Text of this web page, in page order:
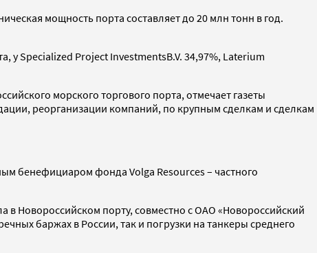
мощность порта составляет до 20 млн тонн в год.
у Specialized Project InvestmentsB.V. 34,97%, Laterium
морского торгового порта, отмечает газеты
реорганизации компаний, по крупным сделкам и сделкам
бенефициаром фонда Volga Resources – частного
в Новороссийском порту, совместно с ОАО «Новороссийский
баржах в России, так и погрузки на танкеры среднего